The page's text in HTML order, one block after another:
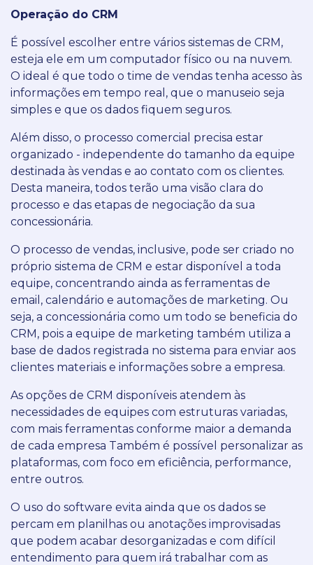
Operação do CRM
É possível escolher entre vários sistemas de CRM,
esteja ele em um computador físico ou na nuvem.
O ideal é que todo o time de vendas tenha acesso às
informações em tempo real, que o manuseio seja
simples e que os dados fiquem seguros.
Além disso, o processo comercial precisa estar
organizado - independente do tamanho da equipe
destinada às vendas e ao contato com os clientes.
Desta maneira, todos terão uma visão clara do
processo e das etapas de negociação da sua
concessionária.
O processo de vendas, inclusive, pode ser criado no
próprio sistema de CRM e estar disponível a toda
equipe, concentrando ainda as ferramentas de
email, calendário e automações de marketing. Ou
seja, a concessionária como um todo se beneficia do
CRM, pois a equipe de marketing também utiliza a
base de dados registrada no sistema para enviar aos
clientes materiais e informações sobre a empresa.
As opções de CRM disponíveis atendem às
necessidades de equipes com estruturas variadas,
com mais ferramentas conforme maior a demanda
de cada empresa Também é possível personalizar as
plataformas, com foco em eficiência, performance,
entre outros.
O uso do software evita ainda que os dados se
percam em planilhas ou anotações improvisadas
que podem acabar desorganizadas e com difícil
entendimento para quem irá trabalhar com as